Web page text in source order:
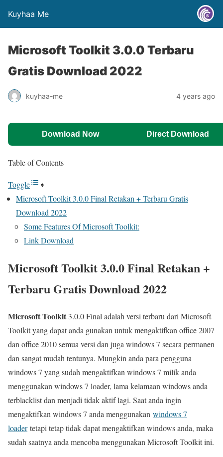
Kuyhaa Me
Microsoft Toolkit 3.0.0 Terbaru
Gratis Download 2022
kuyhaa-me 4 years ago
Download Now Direct Download
Table of Contents
Toggle
Microsoft Toolkit 3.0.0 Final Retakan + Terbaru Gratis
Download 2022
Some Features Of Microsoft Toolkit:
Link Download
Microsoft Toolkit 3.0.0 Final Retakan +
Terbaru Gratis Download 2022
Microsoft Toolkit 3.0.0 Final adalah versi terbaru dari Microsoft
Toolkit yang dapat anda gunakan untuk mengaktifkan office 2007
dan office 2010 semua versi dan juga windows 7 secara permanen
dan sangat mudah tentunya. Mungkin anda para pengguna
windows 7 yang sudah mengaktifkan windows 7 milik anda
menggunakan windows 7 loader, lama kelamaan windows anda
terblacklist dan menjadi tidak aktif lagi. Saat anda ingin
mengaktifkan windows 7 anda menggunakan windows 7
loadertetapi tetap tidak dapat mengaktifkan windows anda, maka
sudah saatnya anda mencoba menggunakan Microsoft Toolkit ini.